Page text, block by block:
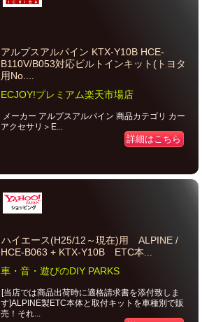
アルプスアルパイン KTX-Y10B HCE-
B110V/B053対応ビルトインキット(トヨタ
用No....
ECJOY!プレミアム楽天市場店
メーカー アルプスアルパイン 商品カテゴリ カー
アクセサリ＞E...
詳細はこちら
ハイエース(H25/12～現在)用 ALPINE /
HCE-B063 + KTX-Y10B ETC本...
車・音・遊びのDIY PARKS
[当店では商品出荷時に適格請求書を添付致しま
す]ALPINE製ETC本体と取付キットを車種別で販
売！それ...